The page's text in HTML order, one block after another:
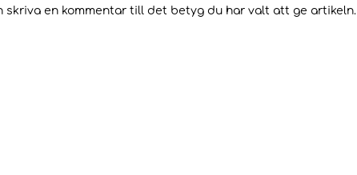
skriva en kommentar till det betyg du har valt att ge artikeln.